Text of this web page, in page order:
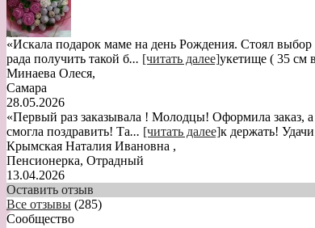
«Искала подарок маме на день Рождения. Стоял
рада получить такой б... [читать далее]укетище ( 35 см
Минаева Олеся,
Самара
28.05.2026
«Первый раз заказывала ! Молодцы! Оформила заказ,
смогла поздравить! Та... [читать далее]к держать!
Крымская Наталия Ивановна ,
Пенсионерка, Отрадный
13.04.2026
Оставить отзыв
Все отзывы (285)
Сообщество